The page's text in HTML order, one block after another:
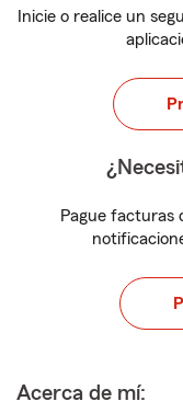
Inicie o realice un
Pague facturas
Acerca de mí: